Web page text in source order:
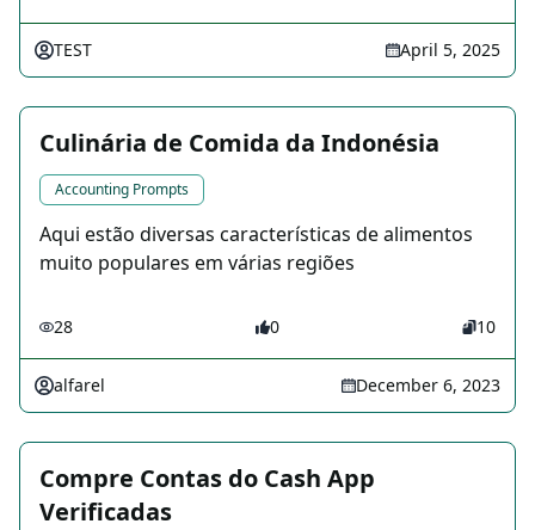
TEST April 5, 2025
Culinária de Comida da Indonésia
Accounting Prompts
Aqui estão diversas características de alimentos
muito populares em várias regiões
28 0 10
alfarel December 6, 2023
Compre Contas do Cash App
Verificadas